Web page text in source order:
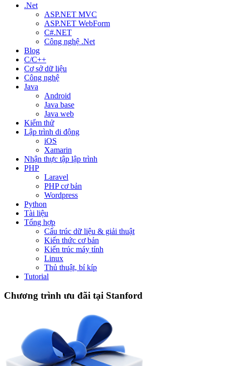
.Net
ASP.NET MVC
ASP.NET WebForm
C#.NET
Công nghệ .Net
Blog
C/C++
Cơ sở dữ liệu
Công nghệ
Java
Android
Java base
Java web
Kiểm thử
Lập trình di động
iOS
Xamarin
Nhận thực tập lập trình
PHP
Laravel
PHP cơ bản
Wordpress
Python
Tài liệu
Tổng hợp
Cấu trúc dữ liệu & giải thuật
Kiến thức cơ bản
Kiến trúc máy tính
Linux
Thủ thuật, bí kíp
Tutorial
Chương trình ưu đãi tại Stanford